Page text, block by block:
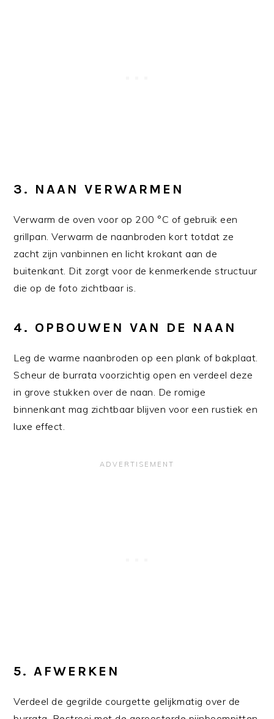
3. NAAN VERWARMEN
Verwarm de oven voor op 200 °C of gebruik een
grillpan. Verwarm de naanbroden kort totdat ze
zacht zijn vanbinnen en licht krokant aan de
buitenkant. Dit zorgt voor de kenmerkende structuur
die op de foto zichtbaar is.
4. OPBOUWEN VAN DE NAAN
Leg de warme naanbroden op een plank of bakplaat.
Scheur de burrata voorzichtig open en verdeel deze
in grove stukken over de naan. De romige
binnenkant mag zichtbaar blijven voor een rustiek en
luxe effect.
5. AFWERKEN
Verdeel de gegrilde courgette gelijkmatig over de